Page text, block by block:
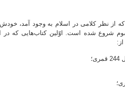
از نظر کلامی در اسلام به وجود آمد، خودش
شروع شده است. اوّلین کتاب‌هایی که در